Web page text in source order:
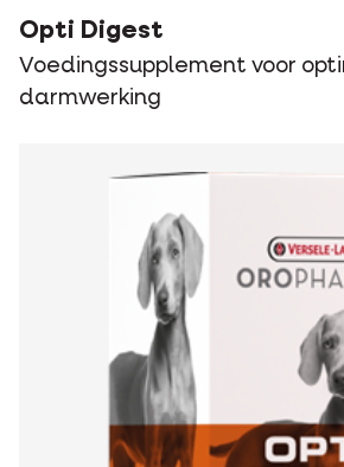
Opti Digest
Voedingssupplement voor
darmwerking